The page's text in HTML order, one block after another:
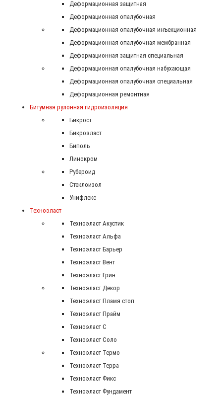
Деформационная защитная
Деформационная опалубочная
Деформационная опалубочная инъекционная
Деформационная опалубочная мембранная
Деформационная защитная специальная
Деформационная опалубочная набухающая
Деформационная опалубочная специальная
Деформационная ремонтная
Битумная рулонная гидроизоляция
Бикрост
Бикроэласт
Биполь
Линокром
Рубероид
Стеклоизол
Унифлекс
Техноэласт
Техноэласт Акустик
Техноэласт Альфа
Техноэласт Барьер
Техноэласт Вент
Техноэласт Грин
Техноэласт Декор
Техноэласт Пламя стоп
Техноэласт Прайм
Техноэласт С
Техноэласт Соло
Техноэласт Термо
Техноэласт Терра
Техноэласт Фикс
Техноэласт Фундамент